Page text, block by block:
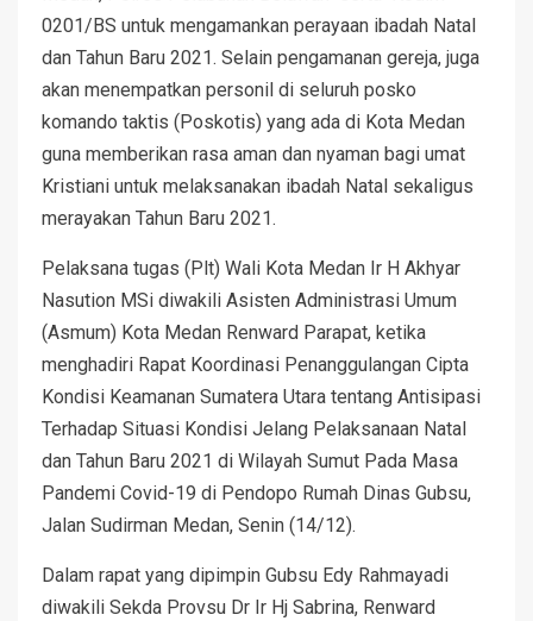
0201/BS untuk mengamankan perayaan ibadah Natal
dan Tahun Baru 2021. Selain pengamanan gereja, juga
akan menempatkan personil di seluruh posko
komando taktis (Poskotis) yang ada di Kota Medan
guna memberikan rasa aman dan nyaman bagi umat
Kristiani untuk melaksanakan ibadah Natal sekaligus
merayakan Tahun Baru 2021.
Pelaksana tugas (Plt) Wali Kota Medan Ir H Akhyar
Nasution MSi diwakili Asisten Administrasi Umum
(Asmum) Kota Medan Renward Parapat, ketika
menghadiri Rapat Koordinasi Penanggulangan Cipta
Kondisi Keamanan Sumatera Utara tentang Antisipasi
Terhadap Situasi Kondisi Jelang Pelaksanaan Natal
dan Tahun Baru 2021 di Wilayah Sumut Pada Masa
Pandemi Covid-19 di Pendopo Rumah Dinas Gubsu,
Jalan Sudirman Medan, Senin (14/12).
Dalam rapat yang dipimpin Gubsu Edy Rahmayadi
diwakili Sekda Provsu Dr Ir Hj Sabrina, Renward